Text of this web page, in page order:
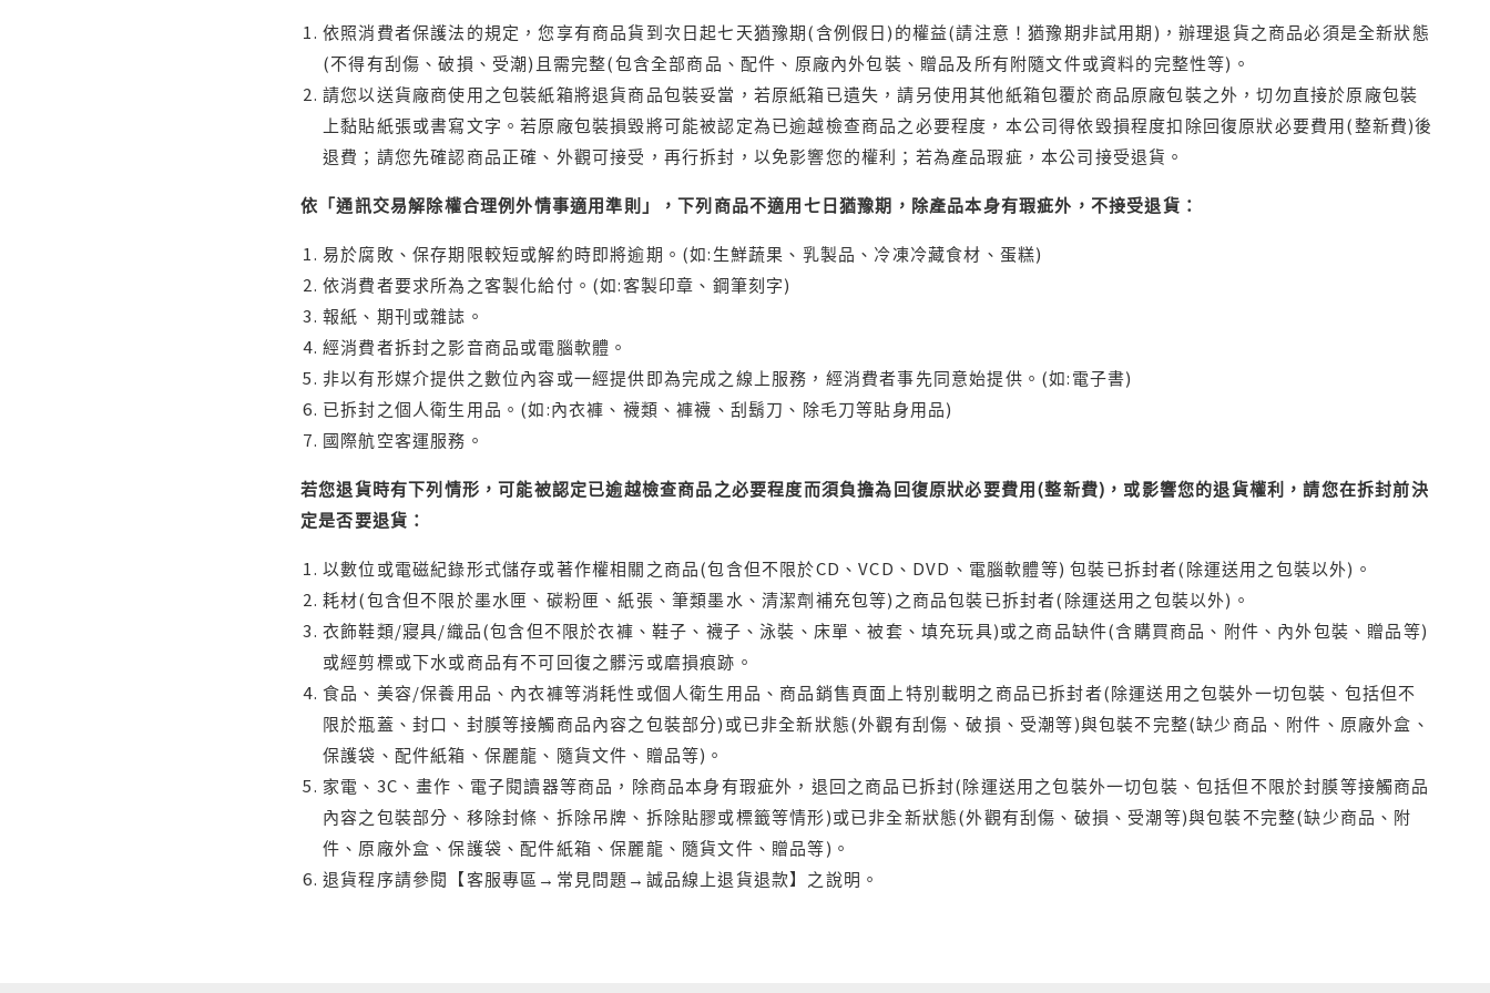
依照消費者保護法的規定，您享有商品貨到次日起七天猶豫期(含例假日)的權益(請注意！猶豫期非試用期)，辦理退貨之商品必須是全新狀態
(不得有刮傷、破損、受潮)且需完整(包含全部商品、配件、原廠內外包裝、贈品及所有附隨文件或資料的完整性等)。
請您以送貨廠商使用之包裝紙箱將退貨商品包裝妥當，若原紙箱已遺失，請另使用其他紙箱包覆於商品原廠包裝之外，切勿直接於原廠包裝
上黏貼紙張或書寫文字。若原廠包裝損毀將可能被認定為已逾越檢查商品之必要程度，本公司得依毀損程度扣除回復原狀必要費用(整新費)後
退費；請您先確認商品正確、外觀可接受，再行拆封，以免影響您的權利；若為產品瑕疵，本公司接受退貨。
依「通訊交易解除權合理例外情事適用準則」，下列商品不適用七日猶豫期，除產品本身有瑕疵外，不接受退貨：
易於腐敗、保存期限較短或解約時即將逾期。(如:生鮮蔬果、乳製品、冷凍冷藏食材、蛋糕)
依消費者要求所為之客製化給付。(如:客製印章、鋼筆刻字)
報紙、期刊或雜誌。
經消費者拆封之影音商品或電腦軟體。
非以有形媒介提供之數位內容或一經提供即為完成之線上服務，經消費者事先同意始提供。(如:電子書)
已拆封之個人衛生用品。(如:內衣褲、襪類、褲襪、刮鬍刀、除毛刀等貼身用品)
國際航空客運服務。
若您退貨時有下列情形，可能被認定已逾越檢查商品之必要程度而須負擔為回復原狀必要費用(整新費)，或影響您的退貨權利，請您在拆封前決
定是否要退貨：
以數位或電磁紀錄形式儲存或著作權相關之商品(包含但不限於CD、VCD、DVD、電腦軟體等) 包裝已拆封者(除運送用之包裝以外)。
耗材(包含但不限於墨水匣、碳粉匣、紙張、筆類墨水、清潔劑補充包等)之商品包裝已拆封者(除運送用之包裝以外)。
衣飾鞋類/寢具/織品(包含但不限於衣褲、鞋子、襪子、泳裝、床單、被套、填充玩具)或之商品缺件(含購買商品、附件、內外包裝、贈品等)
或經剪標或下水或商品有不可回復之髒污或磨損痕跡。
食品、美容/保養用品、內衣褲等消耗性或個人衛生用品、商品銷售頁面上特別載明之商品已拆封者(除運送用之包裝外一切包裝、包括但不
限於瓶蓋、封口、封膜等接觸商品內容之包裝部分)或已非全新狀態(外觀有刮傷、破損、受潮等)與包裝不完整(缺少商品、附件、原廠外盒、
保護袋、配件紙箱、保麗龍、隨貨文件、贈品等)。
家電、3C、畫作、電子閱讀器等商品，除商品本身有瑕疵外，退回之商品已拆封(除運送用之包裝外一切包裝、包括但不限於封膜等接觸商品
內容之包裝部分、移除封條、拆除吊牌、拆除貼膠或標籤等情形)或已非全新狀態(外觀有刮傷、破損、受潮等)與包裝不完整(缺少商品、附
件、原廠外盒、保護袋、配件紙箱、保麗龍、隨貨文件、贈品等)。
退貨程序請參閱【客服專區→常見問題→誠品線上退貨退款】之說明。